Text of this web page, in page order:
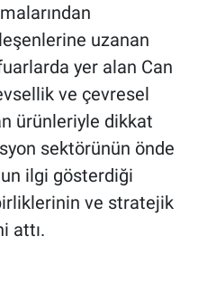
uzanan
yer alan Can
ve çevresel
ürünleriyle dikkat
sektörünün önde
ilgi gösterdiği
ve stratejik
attı.